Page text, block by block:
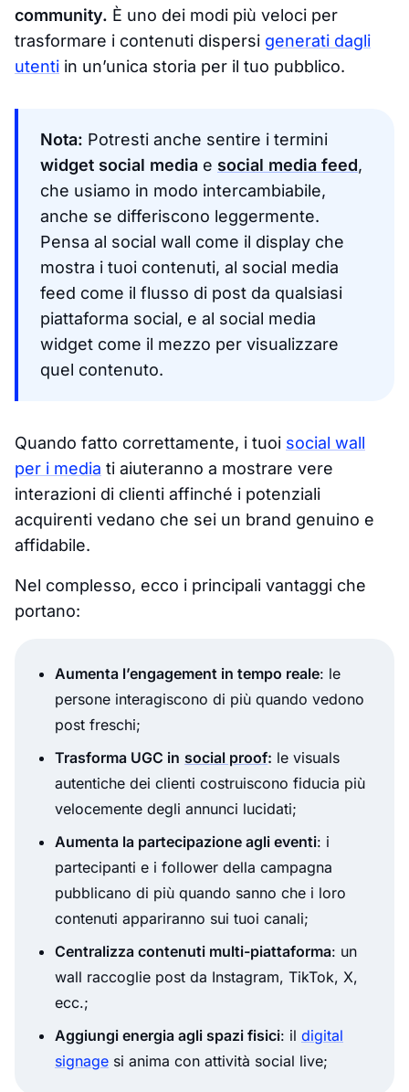
community. È uno dei modi più veloci per
trasformare i contenuti dispersi generati dagli
utenti in un’unica storia per il tuo pubblico.
Nota: Potresti anche sentire i termini
widget social media e social media feed,
che usiamo in modo intercambiabile,
anche se differiscono leggermente.
Pensa al social wall come il display che
mostra i tuoi contenuti, al social media
feed come il flusso di post da qualsiasi
piattaforma social, e al social media
widget come il mezzo per visualizzare
quel contenuto.
Quando fatto correttamente, i tuoi social wall
per i media ti aiuteranno a mostrare vere
interazioni di clienti affinché i potenziali
acquirenti vedano che sei un brand genuino e
affidabile.
Nel complesso, ecco i principali vantaggi che
portano:
Aumenta l’engagement in tempo reale: le
persone interagiscono di più quando vedono
post freschi;
Trasforma UGC in social proof: le visuals
autentiche dei clienti costruiscono fiducia più
velocemente degli annunci lucidati;
Aumenta la partecipazione agli eventi: i
partecipanti e i follower della campagna
pubblicano di più quando sanno che i loro
contenuti appariranno sui tuoi canali;
Centralizza contenuti multi-piattaforma: un
wall raccoglie post da Instagram, TikTok, X,
ecc.;
Aggiungi energia agli spazi fisici: il digital
signage si anima con attività social live;